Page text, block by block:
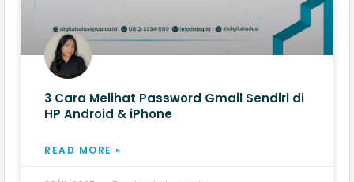
3 Cara Melihat Password Gmail Sendiri di
HP Android & iPhone
READ MORE »